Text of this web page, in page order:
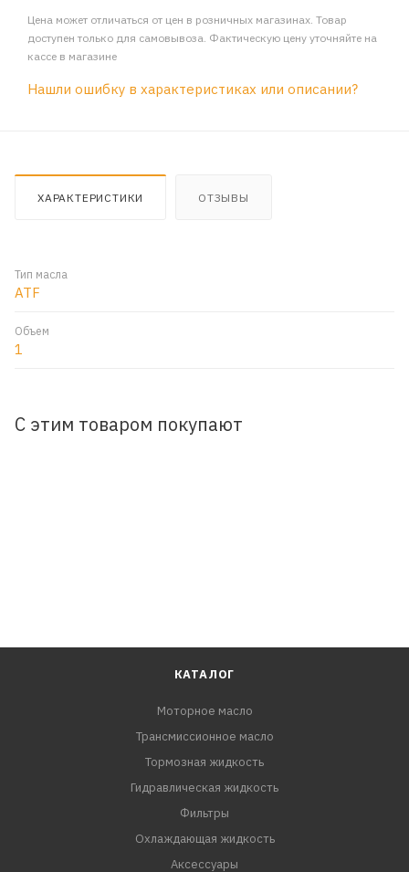
Цена может отличаться от цен в розничных магазинах. Товар
доступен только для самовывоза. Фактическую цену уточняйте на
кассе в магазине
Нашли ошибку в характеристиках или описании?
ХАРАКТЕРИСТИКИ ОТЗЫВЫ
Тип масла
ATF
Объем
1
С этим товаром покупают
КАТАЛОГ
Моторное масло
Трансмиссионное масло
Тормозная жидкость
Гидравлическая жидкость
Фильтры
Охлаждающая жидкость
Аксессуары